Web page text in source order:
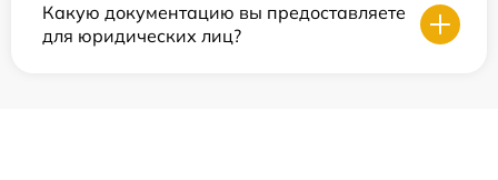
Какую документацию вы предоставляете
для юридических лиц?